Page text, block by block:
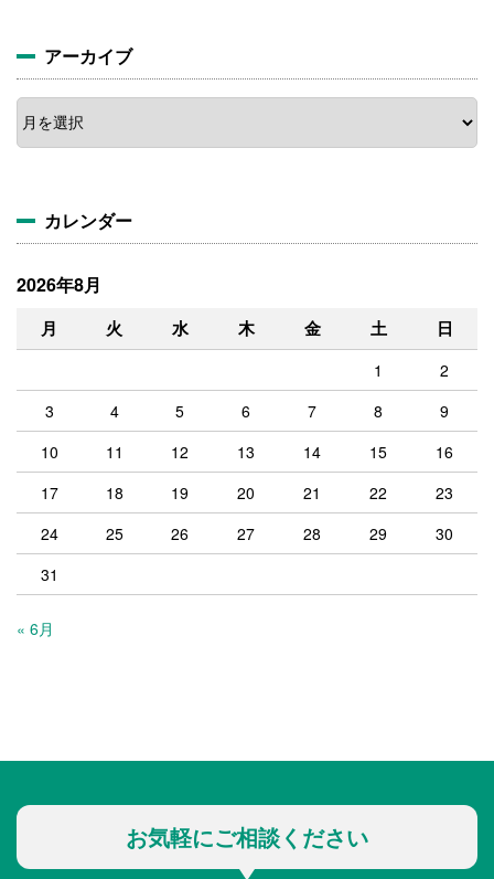
アーカイブ
ア
ー
カ
カレンダー
2026年8月
月 火 水 木 金 土 日
1
2
3
4 5 6 7 8
9
10
11 12 13 14 15
16
17
18 19 20 21 22
23
24
25 26 27 28 29
30
31
« 6月
お気軽にご相談ください